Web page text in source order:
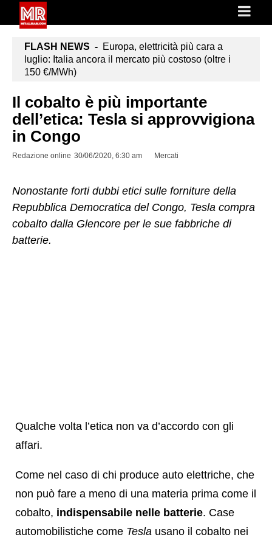
FLASH NEWS - Europa, elettricità più cara a
luglio: Italia ancora il mercato più costoso (oltre i
150 €/MWh)
Il cobalto è più importante
dell’etica: Tesla si approvvigiona
in Congo
Redazione online 30/06/2020, 6:30 am Mercati
Nonostante forti dubbi etici sulle forniture della
Repubblica Democratica del Congo, Tesla compra
cobalto dalla Glencore per le sue fabbriche di
batterie.
Qualche volta l’etica non va d’accordo con gli
affari.
Come nel caso di chi produce auto elettriche, che
non può fare a meno di una materia prima come il
cobalto, indispensabile nelle batterie. Case
automobilistiche come Tesla usano il cobalto nei